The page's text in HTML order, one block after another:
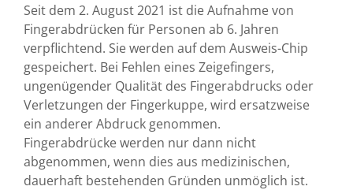
Seit dem 2. August 2021 ist die Aufnahme von
Fingerabdrücken für Personen ab 6. Jahren
verpflichtend. Sie werden auf dem Ausweis-Chip
gespeichert. Bei Fehlen eines Zeigefingers,
ungenügender Qualität des Fingerabdrucks oder
Verletzungen der Fingerkuppe, wird ersatzweise
ein anderer Abdruck genommen.
Fingerabdrücke werden nur dann nicht
abgenommen, wenn dies aus medizinischen,
dauerhaft bestehenden Gründen unmöglich ist.